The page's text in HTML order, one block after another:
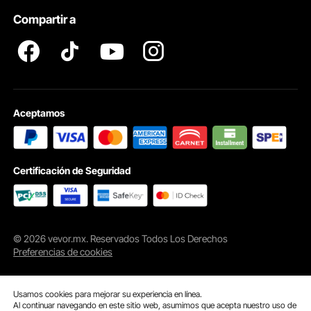
Compartir a
Aceptamos
Certificación de Seguridad
© 2026 vevor.mx. Reservados Todos Los Derechos
Preferencias de cookies
Usamos cookies para mejorar su experiencia en línea.
Al continuar navegando en este sitio web, asumimos que acepta nuestro uso de